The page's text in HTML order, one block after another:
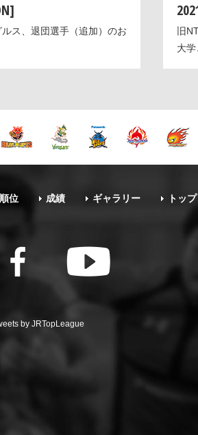
ルス、退団選手（追加）のお
旧
大
順位 成績 ギャラリー トッ
by JRTopLeague